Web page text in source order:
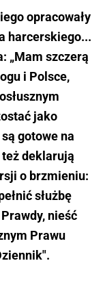
opracowały
harcerskiego...
„Mam szczerą
i Polsce,
jako
gotowe na
deklarują
o brzmieniu:
służbę
nieść
Prawu